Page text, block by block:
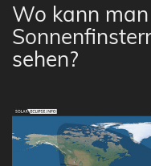
Wo kann
sehen?